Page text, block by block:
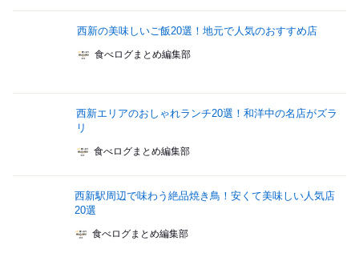
西新の美味しいご飯20選！地元で人気のおすすめ店
食べログまとめ編集部
西新エリアのおしゃれランチ20選！和洋中の名店がズラ
リ
食べログまとめ編集部
西新駅周辺で味わう絶品焼き鳥！安くて美味しい人気店
20選
食べログまとめ編集部